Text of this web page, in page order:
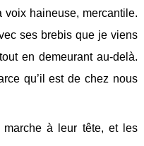
voix haineuse, mercantile.
ses brebis que je viens
en demeurant au-delà.
qu’il est de chez nous
à leur tête, et les